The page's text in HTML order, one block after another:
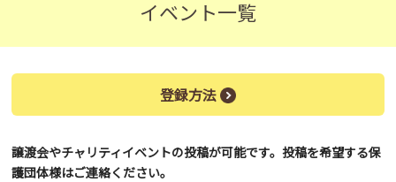
イベント一覧
登録方法
譲渡会やチャリティイベントの投稿が可能です。投稿を希望する保
護団体様はご連絡ください。